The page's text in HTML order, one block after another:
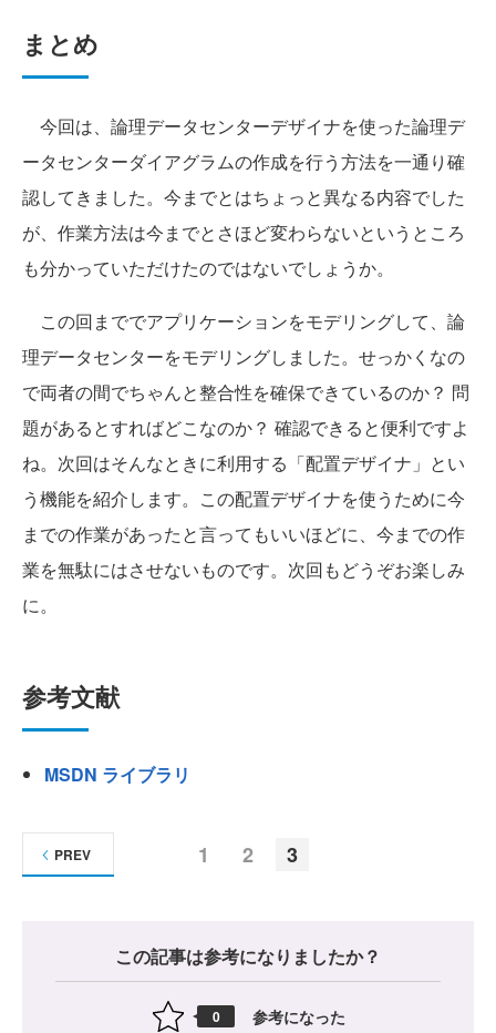
まとめ
今回は、論理データセンターデザイナを使った論理デ
ータセンターダイアグラムの作成を行う方法を一通り確
認してきました。今までとはちょっと異なる内容でした
が、作業方法は今までとさほど変わらないというところ
も分かっていただけたのではないでしょうか。
この回まででアプリケーションをモデリングして、論
理データセンターをモデリングしました。せっかくなの
で両者の間でちゃんと整合性を確保できているのか？ 問
題があるとすればどこなのか？ 確認できると便利ですよ
ね。次回はそんなときに利用する「配置デザイナ」とい
う機能を紹介します。この配置デザイナを使うために今
までの作業があったと言ってもいいほどに、今までの作
業を無駄にはさせないものです。次回もどうぞお楽しみ
に。
参考文献
MSDN ライブラリ
1 2 3
PREV
この記事は参考になりましたか？
0 参考になった